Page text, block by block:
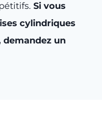
Si vous
cylindriques
un